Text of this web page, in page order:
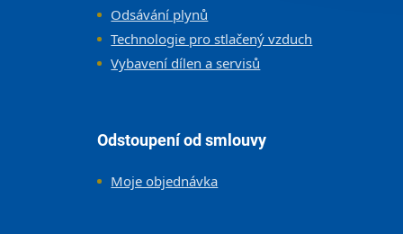
Odsávání plynů
Technologie pro stlačený vzduch
Vybavení dílen a servisů
Odstoupení od smlouvy
Moje objednávka